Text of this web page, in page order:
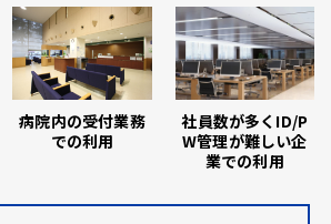
病院内の受付業務
での利用
社員数が多くID/P
W管理が難しい企
業での利用